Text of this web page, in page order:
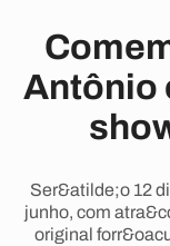
Antônio
Ser&atilde;o 12
junho, com
original